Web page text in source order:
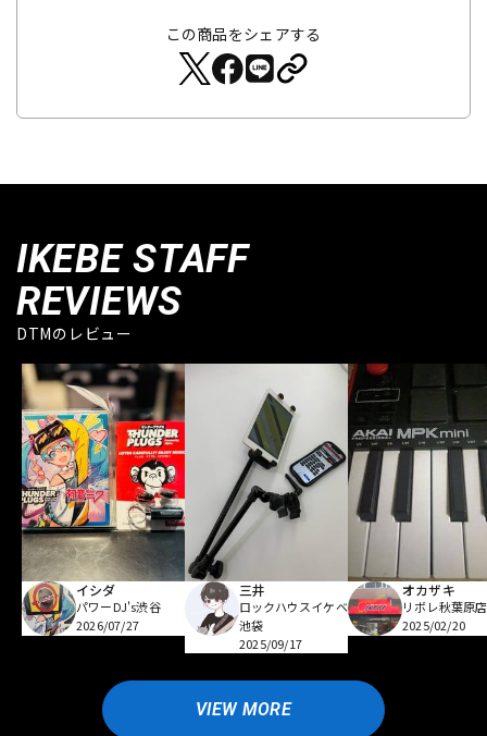
この商品をシェアする
IKEBE STAFF
REVIEWS
DTMのレビュー
イシダ
パワーDJ's渋谷
2026/07/27
三井
ロックハウスイケベ
池袋
2025/09/17
オカザキ
リボレ秋葉原店
2025/02/20
VIEW MORE